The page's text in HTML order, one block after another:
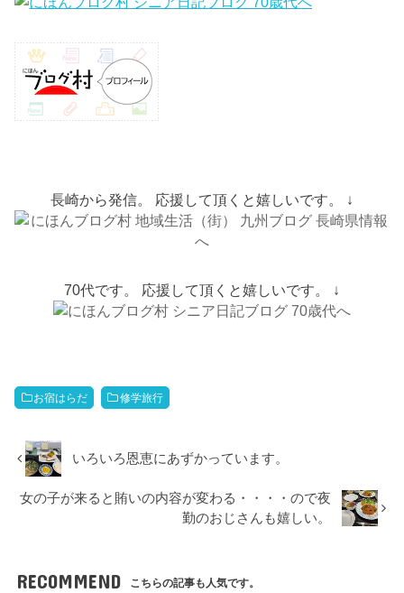
長崎から発信。 応援して頂くと嬉しいです。 ↓
70代です。 応援して頂くと嬉しいです。 ↓
お宿はらだ 修学旅行
いろいろ恩恵にあずかっています。
女の子が来ると賄いの内容が変わる・・・・ので夜
勤のおじさんも嬉しい。
RECOMMEND こちらの記事も人気です。